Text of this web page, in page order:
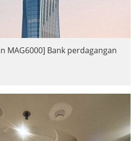
MAG6000] Bank perdagangan